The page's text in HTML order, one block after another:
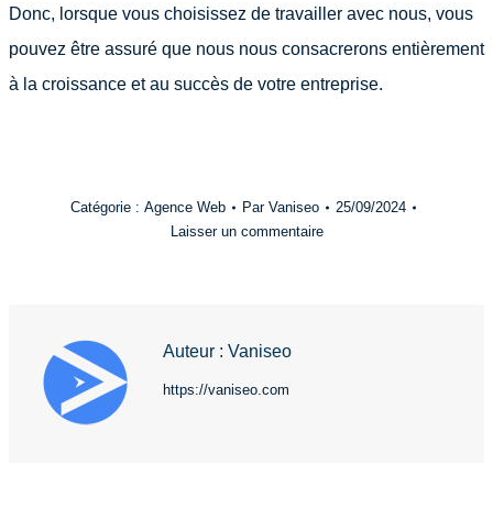
Donc, lorsque vous choisissez de travailler avec nous, vous
pouvez être assuré que nous nous consacrerons entièrement
à la croissance et au succès de votre entreprise.
Catégorie : Agence Web Par Vaniseo
25/09/2024
Laisser un commentaire
Auteur : Vaniseo
https://vaniseo.com